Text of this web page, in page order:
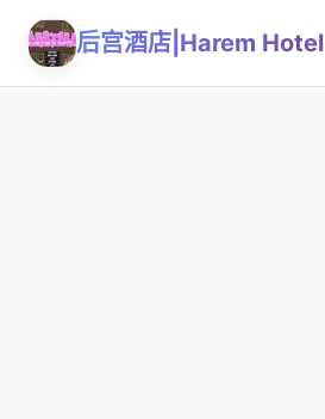
后宫酒店|Harem Hotel